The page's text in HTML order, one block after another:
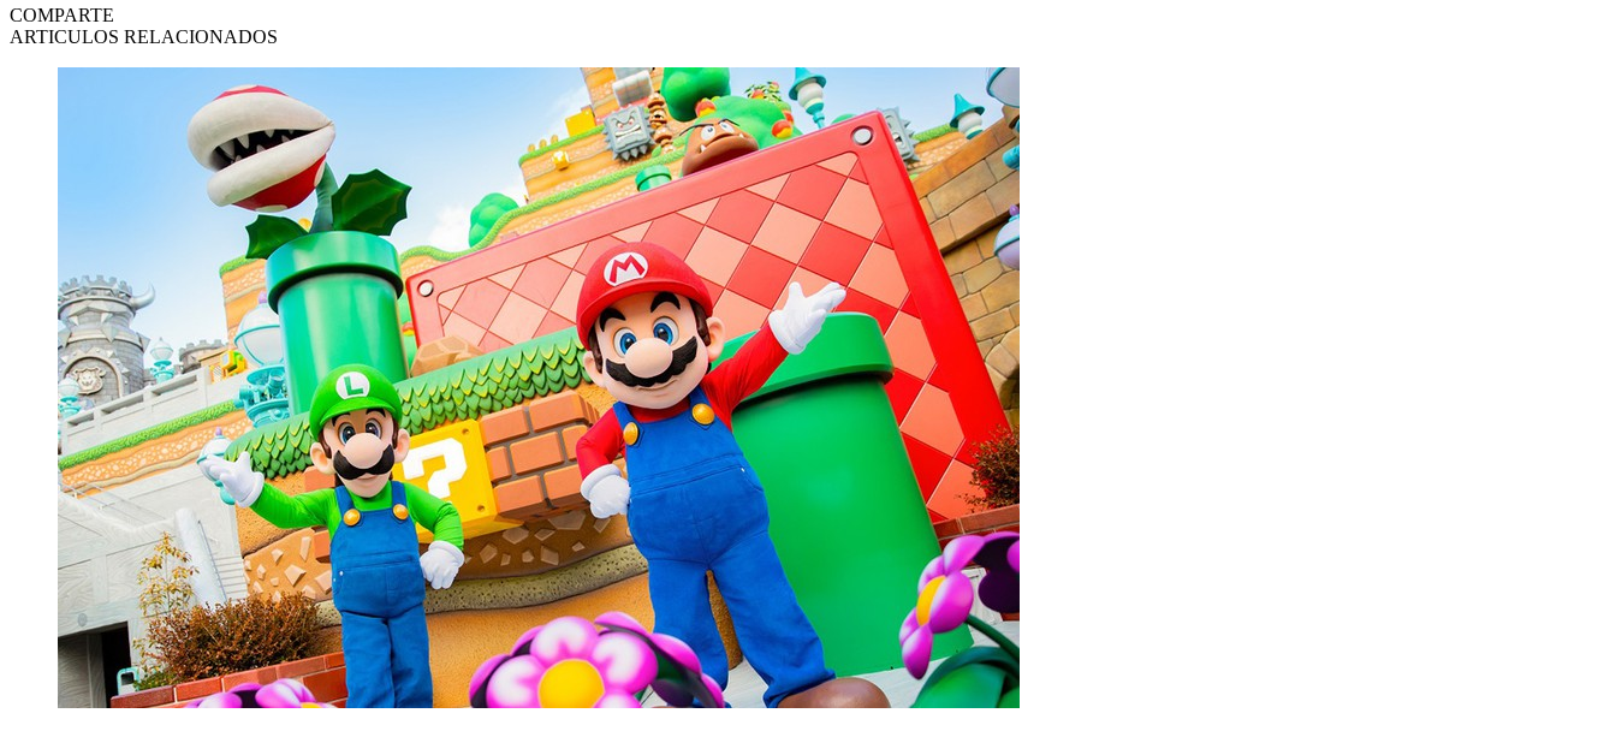
COMPARTE
ARTICULOS RELACIONADOS